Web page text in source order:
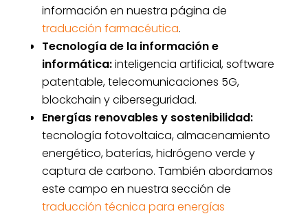
información en nuestra página de
traducción farmacéutica.
Tecnología de la información e
informática:inteligencia artificial, software
patentable, telecomunicaciones 5G,
blockchain y ciberseguridad.
Energías renovables y sostenibilidad:
tecnología fotovoltaica, almacenamiento
energético, baterías, hidrógeno verde y
captura de carbono. También abordamos
este campo en nuestra sección de
traducción técnica para energías